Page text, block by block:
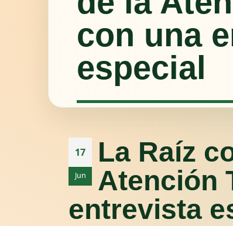
con una
especial
17
Jun
La Raíz
Atención
entrevista